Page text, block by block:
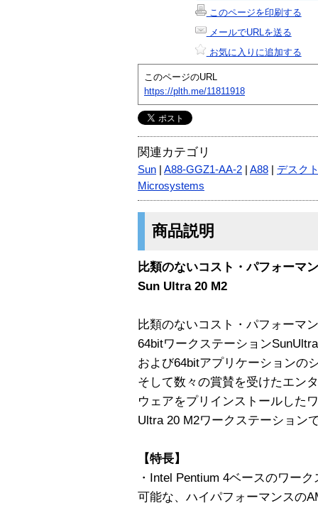
このページを印刷する
メールでURLを送る
お気に入りに追加する
このページのURL
https://plth.me/11811918
関連カテゴリ
Sun A88-GGZ1-AA-2 A88
デスク
Microsystems
商品説明
比類のないコスト・パフォーマ
Sun Ultra 20 M2
比類のないコスト・パフォーマ
64bitワークステーション
および64bitアプリケーションの
そして数々の賞賛を受けたエン
ウェアをプリインストールした
Ultra 20 M2ワークステーション
【特長】
・Intel Pentium 4ベースのワー
可能な、ハイパフォーマンスの